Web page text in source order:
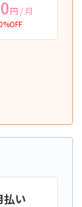
円 / 月
払い